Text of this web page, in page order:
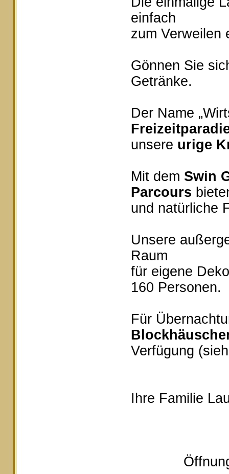
einfach
zum Verweilen
Gönnen Sie
Getränke.
Der Name
unsere urige
Mit dem Swin
Parcours
und natürliche
Unsere
Raum
für eigene
160 Personen.
Für
Verfügung
Ihre Familie